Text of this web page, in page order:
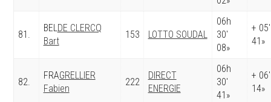
81.
BELDE CLERCQ
Bart
153 LOTTO SOUDAL
06h
30′
08»
+ 05′
41»
82.
FRAGRELLIER
Fabien
222
DIRECT
ENERGIE
06h
30′
41»
+ 06′
14»